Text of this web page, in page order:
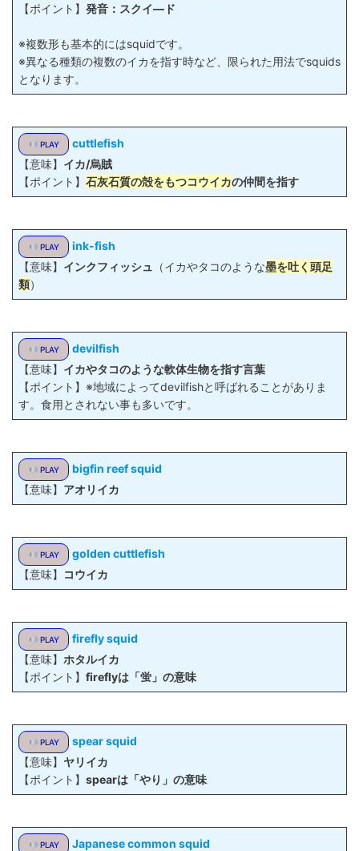
【ポイント】 発音：スクイ―ド
※複数形も基本的にはsquidです。
※異なる種類の複数のイカを指す時など、限られた用法でsquids
となります。
PLAY
cuttlefish
【意味】 イカ/烏賊
【ポイント】 石灰石質の殻をもつコウイカの仲間を指す
PLAY
ink-fish
【意味】 インクフィッシュ （イカやタコのような墨を吐く頭足
類）
PLAY
devilfish
【意味】 イカやタコのような軟体生物を指す言葉
【ポイント】※地域によってdevilfishと呼ばれることがありま
す。食用とされない事も多いです。
PLAY
bigfin reef squid
【意味】 アオリイカ
PLAY
golden cuttlefish
【意味】
コウイカ
PLAY
firefly squid
【意味】 ホタルイカ
【ポイント】 fireflyは「蛍」の意味
PLAY
spear squid
【意味】 ヤリイカ
【ポイント】 spearは「やり」の意味
PLAY
Japanese common squid